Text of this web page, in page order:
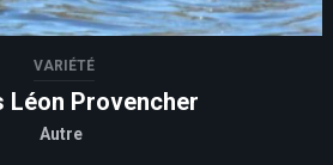
VARIÉTÉ
Léon Provencher
Autre